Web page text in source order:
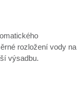
rozložení vody na
výsadbu.